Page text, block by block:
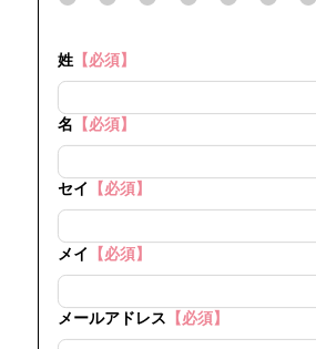
姓【必須】
名 【必須】
セイ 【必須】
メイ 【必須】
メールアドレス 【必須】